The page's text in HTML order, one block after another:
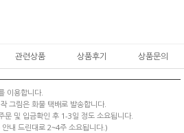
관련상품 상품후기 상품문의
이용합니다.
그림은 화물 택배로 발송합니다.
문 및 입금확인 후 1-3일 정도 소요됩니다.
내 드린대로 2~4주 소요됩니다.)